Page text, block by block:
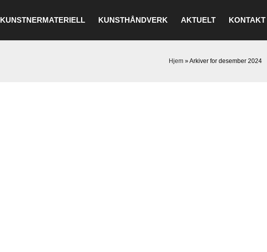
KUNSTNERMATERIELL KUNSTHÅNDVERK AKTUELT KONTAKT
Hjem »Arkiver for desember 2024